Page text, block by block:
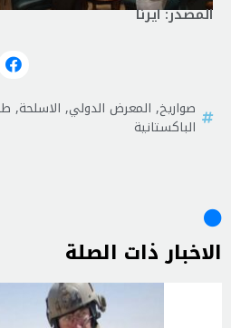
المصدر: ايرنا
صواريخ, المعرض الدولي, الاسلحة,
الباكستانية
الاخبار ذات الصلة